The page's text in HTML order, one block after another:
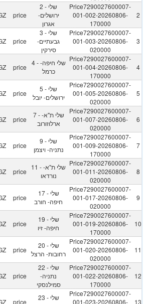
price
2 - שלי
ירושלים-
אגרון
Price7290027600007-
001-002-20260806-
170000
2
price
3 - שלי
גבעתיים-
סירקין
Price7290027600007-
001-003-20260806-
020000
3
price
4 - שלי חיפה-
כרמל
Price7290027600007-
001-004-20260806-
170000
4
price
5 - שלי
ירושלים- יובל
Price7290027600007-
001-005-20260806-
020000
5
price
7 - שלי ת"א-
ארלוזורוב
Price7290027600007-
001-007-20260806-
020000
6
price
9 - שלי
נתניה- ויצמן
Price7290027600007-
001-009-20260806-
170000
7
price
11 - שלי ת"א-
נורדאו
Price7290027600007-
001-011-20260806-
020000
8
price
17 - שלי
חיפה- חורב
Price7290027600007-
001-017-20260806-
020000
9
price
19 - שלי
חיפה- זיו
Price7290027600007-
001-019-20260806-
170000
10
price
20 - שלי
רחובות- הרצל
Price7290027600007-
001-020-20260806-
020000
11
price
22 - שלי
נתניה-
סמילנסקי
Price7290027600007-
001-022-20260806-
170000
12
price
23 - שלי
Price7290027600007-
001-023-20260806-
13